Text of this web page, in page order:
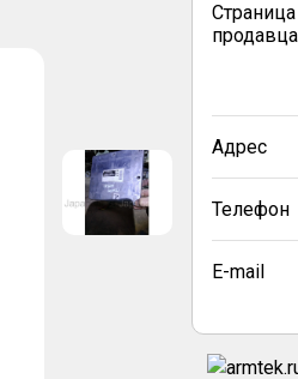
Страница
продавца
Адрес
Телефон
E-mail